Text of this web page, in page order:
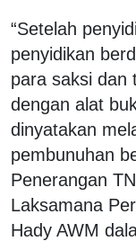
“Setelah
penyidikan
para saksi dan
dengan alat
dinyatakan
pembunuhan
Penerangan
Laksamana
Hady AWM